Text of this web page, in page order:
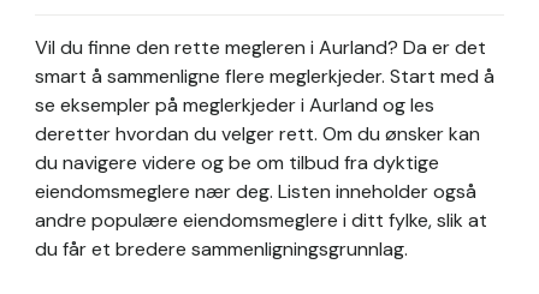
Vil du finne den rette megleren i Aurland? Da er det
smart å sammenligne flere meglerkjeder. Start med å
se eksempler på meglerkjeder i Aurland og les
deretter hvordan du velger rett. Om du ønsker kan
du navigere videre og be om tilbud fra dyktige
eiendomsmeglere nær deg. Listen inneholder også
andre populære eiendomsmeglere i ditt fylke, slik at
du får et bredere sammenligningsgrunnlag.